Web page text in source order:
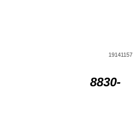
19141157
8830-